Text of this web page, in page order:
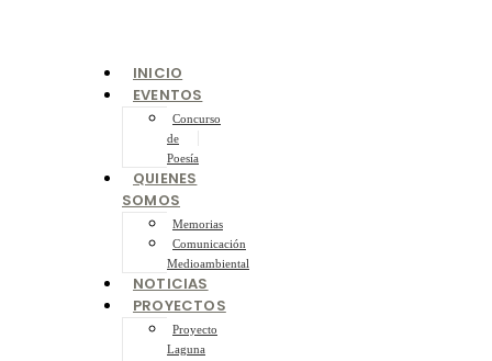
INICIO
EVENTOS
Concurso
de
Poesía
QUIENES
SOMOS
Memorias
Comunicación
Medioambiental
NOTICIAS
PROYECTOS
Proyecto
Laguna